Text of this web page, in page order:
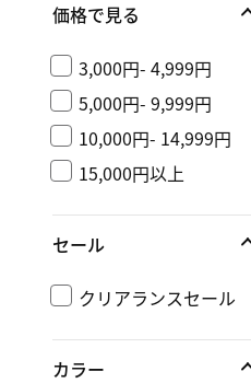
価格で見る
3,000円- 4,999円
5,000円- 9,999円
10,000円- 14,999円
15,000円以上
セール
クリアランスセール
カラー